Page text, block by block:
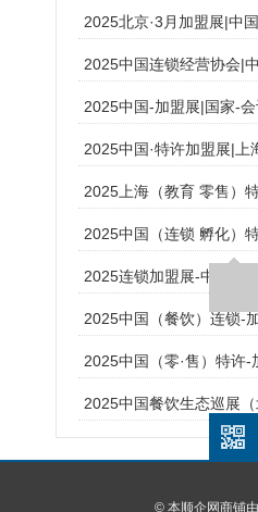
2025北京·3月加盟展|中
2025中国连锁经营协会|
2025中国-加盟展|国家-
2025中国·特许加盟展|上
2025上海（教育 零售）
2025中国（连锁 孵化）
2025连锁加盟展-中国-特
2025中国（餐饮）连锁-
2025中国（零·售）特许-
2025中国餐饮生态巡展
© 本顺企网商铺由